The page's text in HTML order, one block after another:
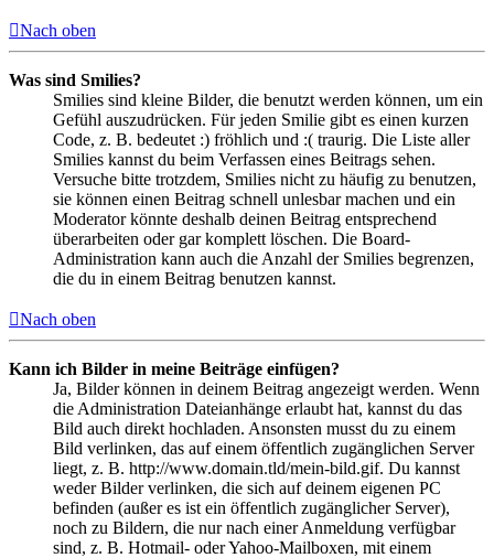
Nach oben
Was sind Smilies?
Smilies sind kleine Bilder, die benutzt werden können, um ein
Gefühl auszudrücken. Für jeden Smilie gibt es einen kurzen
Code, z. B. bedeutet :) fröhlich und :( traurig. Die Liste aller
Smilies kannst du beim Verfassen eines Beitrags sehen.
Versuche bitte trotzdem, Smilies nicht zu häufig zu benutzen,
sie können einen Beitrag schnell unlesbar machen und ein
Moderator könnte deshalb deinen Beitrag entsprechend
überarbeiten oder gar komplett löschen. Die Board-
Administration kann auch die Anzahl der Smilies begrenzen,
die du in einem Beitrag benutzen kannst.
Nach oben
Kann ich Bilder in meine Beiträge einfügen?
Ja, Bilder können in deinem Beitrag angezeigt werden. Wenn
die Administration Dateianhänge erlaubt hat, kannst du das
Bild auch direkt hochladen. Ansonsten musst du zu einem
Bild verlinken, das auf einem öffentlich zugänglichen Server
liegt, z. B. http://www.domain.tld/mein-bild.gif. Du kannst
weder Bilder verlinken, die sich auf deinem eigenen PC
befinden (außer es ist ein öffentlich zugänglicher Server),
noch zu Bildern, die nur nach einer Anmeldung verfügbar
sind, z. B. Hotmail- oder Yahoo-Mailboxen, mit einem